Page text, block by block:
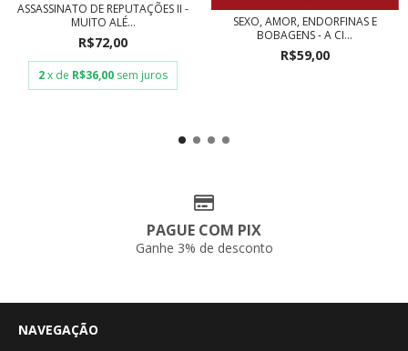
ASSASSINATO DE REPUTAÇÕES II -
MUITO ALÉ...
R$72,00
2x de R$36,00 sem juros
SEXO, AMOR, ENDORFINAS E
BOBAGENS - A CI...
R$59,00
PAGUE COM PIX
Ganhe 3% de desconto
NAVEGAÇÃO